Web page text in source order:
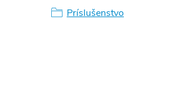
Príslušenstvo